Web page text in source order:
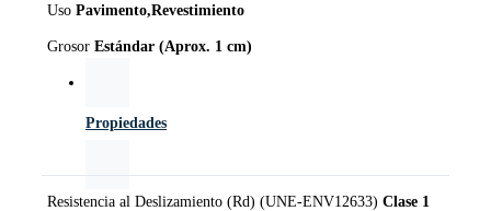
Uso Pavimento,Revestimiento
Grosor Estándar (Aprox. 1 cm)
Propiedades
Resistencia al Deslizamiento (Rd) (UNE-ENV12633) Clase 1